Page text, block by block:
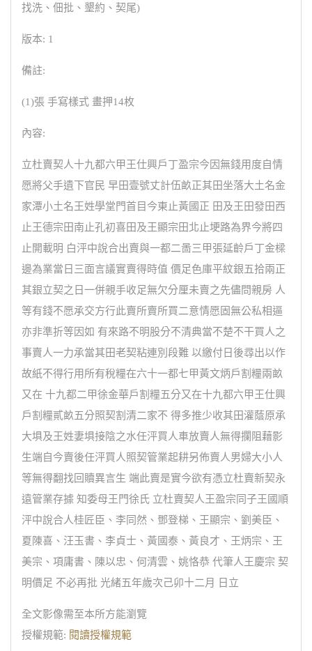
找洗、佃批、墾約、契尾)
版本: 1
備註:
(1)張 手寫樣式 畫押14枚
內容:
立杜賣契人十九都六甲王仕興戶丁盈宗今因無錢用度自情
愿將父手遺下官民 早田壹號丈計伍畝正其田坐落大土名金
家潭小土名王姓學堂門首目今東止黃國正 田及王田發田西
止王德宗田南止孔初喜田及王顯宗田北止埂路為界今將四
止開載明 白泙中說合出賣與一都二啚三甲張延齡戶丁金樑
邊為業當日三面言議實賣得時值 價足色庫平紋銀五拾兩正
其銀立契之日一併親手收足無欠分厘未賣之先儘問親房 人
等有錢不愿承交方行此賣所賣所買二意情愿固無公私相逼
亦非準折等因如 有來路不明股分不清典當不楚不干買人之
事賣人一力承當其田老契粘連別段難 以繳付日後尋出以作
故紙不得行用所有稅糧在六十一都七甲黃文炳戶割糧兩畝
又在 十九都二甲徐金華戶割糧五分又在十九都六甲王仕興
戶割糧貳畝五分照契割清二家不 得多推少收其田灌蔭原承
大埧及王姓妻埧接陰之水任泙買人車放賣人無得攔阻藉影
生端自今賣後任泙買人照契管業起耕另佈賣人男婦大小人
等無得翻找回贖異言生 端此賣是實今欲有憑立杜賣新契永
遠管業存據 知委母王門徐氏 立杜賣契人王盈宗同子王國順
泙中說合人桂匠臣、李同然、鄧登梯、王顯宗、劉美臣、
夏陳喜、汪玉書、李貞士、黃國泰、黃良才、王炳宗、王
美宗、項庸書、陳以忠、何清雲、姚恪恭 代筆人王慶宗 契
明價足 不必再批 光緒五年歲次己卯十二月 日立
全文影像需至本所方能瀏覽
授權規範: 閱讀授權規範